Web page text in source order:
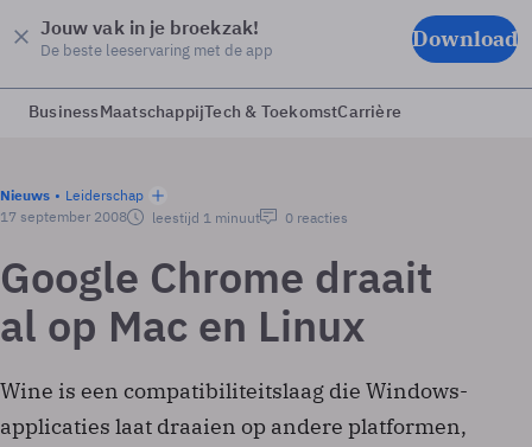
Jouw vak in je broekzak!
De beste leeservaring met de app Download
BusinessMaatschappijTech & ToekomstCarrière
Nieuws
Leiderschap
17 september 2008
leestijd 1 minuut 0 reacties
Google Chrome draait
al op Mac en Linux
Wine is een compatibiliteitslaag die Windows-
applicaties laat draaien op andere platformen,